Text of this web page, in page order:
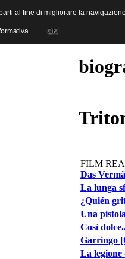
Audiovisive e
FILM
Das
La lunga
¿Quién
Una
Così
Garringo
La legione
al fine di migliorare la
OK
al fine di migliorare la
OK